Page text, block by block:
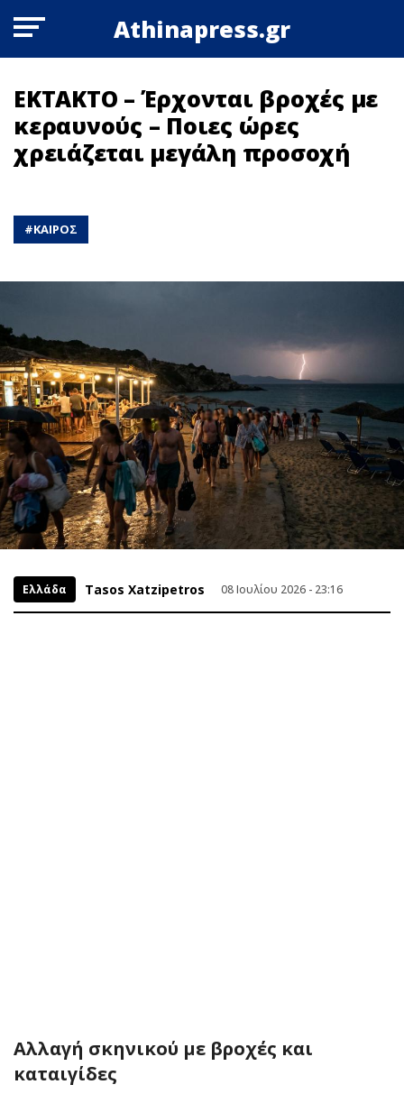
Athinapress.gr
ΕΚΤΑΚΤΟ – Έρχονται βροχές με
κεραυνούς – Ποιες ώρες
χρειάζεται μεγάλη προσοχή
#ΚΑΙΡΟΣ
Ελλάδα Tasos Xatzipetros 08 Ιουλίου 2026 - 23:16
Αλλαγή σκηνικού με βροχές και
καταιγίδες